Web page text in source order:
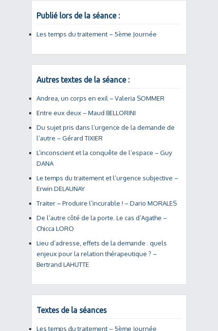
Publié lors de la séance :
Les temps du traitement – 5ème Journée
Autres textes de la séance :
Andrea, un corps en exil – Valeria SOMMER
Entre eux deux – Maud BELLORINI
Du sujet pris dans l’urgence de la demande de
l’autre – Gérard TIXIER
L’inconscient et la conquête de l’espace – Guy
DANA
Le temps du traitement et l’urgence subjective –
Erwin DELAUNAY
Traiter – Produire l’incurable ! – Dario MORALES
De l’autre côté de la porte. Le cas d’Agathe –
Chicca LORO
Lieu d’adresse, effets de la demande : quels
enjeux pour la relation thérapeutique ? –
Bertrand LAHUTTE
Textes de la séances
Les temps du traitement – 5ème Journée